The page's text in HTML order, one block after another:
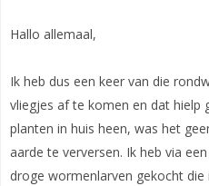
Hallo allemaal,
Ik heb dus een keer van die
vliegjes af te komen en dat hielp
planten in huis heen, was het
aarde te verversen. Ik heb via
droge wormenlarven gekocht